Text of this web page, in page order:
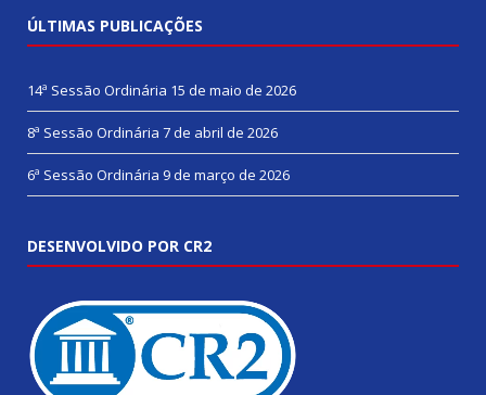
ÚLTIMAS PUBLICAÇÕES
14ª Sessão Ordinária 15 de maio de 2026
8ª Sessão Ordinária 7 de abril de 2026
6ª Sessão Ordinária 9 de março de 2026
DESENVOLVIDO POR CR2